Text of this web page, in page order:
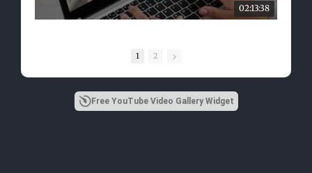
02:13:38
1 2
Free YouTube Video Gallery Widget